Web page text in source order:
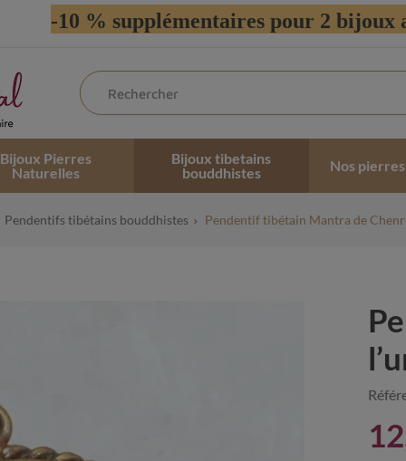
-10 % supplémentaires pour 2 bijoux
Bijoux Pierres
Naturelles
Bijoux tibetains
bouddhistes
Nos pierres
Pendentifs tibétains bouddhistes Pendentif tibétain Mantra de